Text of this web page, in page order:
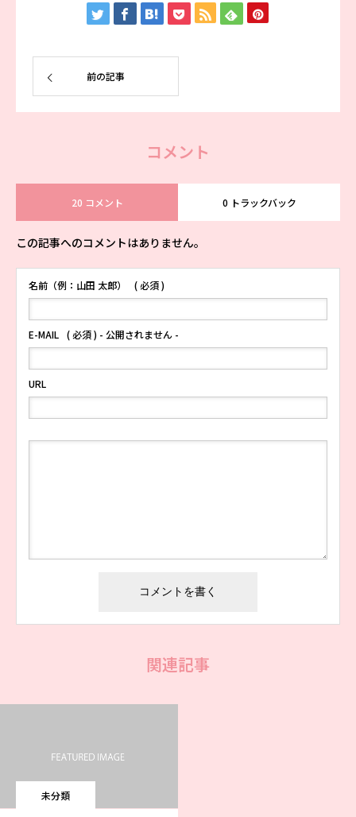
前の記事
コメント
20 コメント 0 トラックバック
この記事へのコメントはありません。
名前（例：山田 太郎） ( 必須 )
E-MAIL ( 必須 ) - 公開されません -
URL
関連記事
未分類